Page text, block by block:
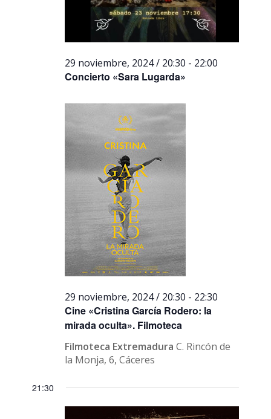
Concierto «Sara Lugarda»
29 noviembre, 2024 / 20:30 - 22:00
Cine «Cristina García Rodero: la
mirada oculta». Filmoteca
29 noviembre, 2024 / 20:30 - 22:30
Filmoteca ExtremaduraC. Rincón de
la Monja, 6, Cáceres
21:30